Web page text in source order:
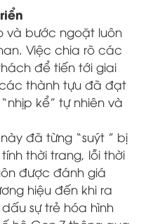
và bước ngoặt luôn
Việc chia rõ các
để tiến tới giai
thành tựu đã đạt
kể” tự nhiên và
đã từng “suýt ” bị
thời trang, lỗi thời
được đánh giá
hiệu đến khi ra
sự trẻ hóa hình